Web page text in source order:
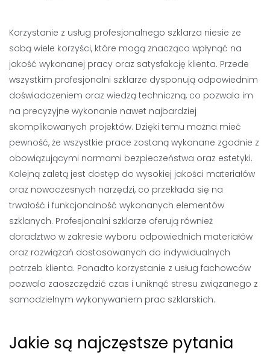
Korzystanie z usług profesjonalnego szklarza niesie ze
sobą wiele korzyści, które mogą znacząco wpłynąć na
jakość wykonanej pracy oraz satysfakcję klienta. Przede
wszystkim profesjonalni szklarze dysponują odpowiednim
doświadczeniem oraz wiedzą techniczną, co pozwala im
na precyzyjne wykonanie nawet najbardziej
skomplikowanych projektów. Dzięki temu można mieć
pewność, że wszystkie prace zostaną wykonane zgodnie z
obowiązującymi normami bezpieczeństwa oraz estetyki.
Kolejną zaletą jest dostęp do wysokiej jakości materiałów
oraz nowoczesnych narzędzi, co przekłada się na
trwałość i funkcjonalność wykonanych elementów
szklanych. Profesjonalni szklarze oferują również
doradztwo w zakresie wyboru odpowiednich materiałów
oraz rozwiązań dostosowanych do indywidualnych
potrzeb klienta. Ponadto korzystanie z usług fachowców
pozwala zaoszczędzić czas i uniknąć stresu związanego z
samodzielnym wykonywaniem prac szklarskich.
Jakie są najczęstsze pytania